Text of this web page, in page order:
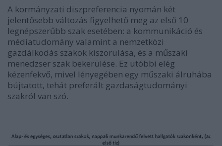
A kormányzati diszpreferencia nyomán két
jelentősebb változás figyelhető meg az első 10
legnépszerűbb szak esetében: a kommunikáció és
médiatudomány valamint a nemzetközi
gazdálkodás szakok kiszorulása, és a műszaki
menedzser szak bekerülése. Ez utóbbi elég
kézenfekvő, mivel lényegében egy műszaki álruhába
bújtatott, tehát preferált gazdaságtudományi
szakról van szó.